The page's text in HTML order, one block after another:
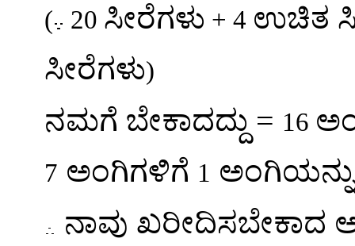
( 20 ಸೀರೆಗಳು + 4 ಉಚಿತ
ಸೀರೆಗಳು)
ನಮಗೆ ಬೇಕಾದದ್ದು = 16
7 ಅಂಗಿಗಳಿಗೆ 1
ನಾವು ಖರೀದಿಸಬೇಕಾದ